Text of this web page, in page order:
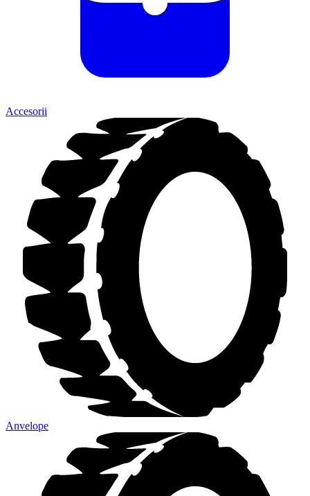
Accesorii
Anvelope